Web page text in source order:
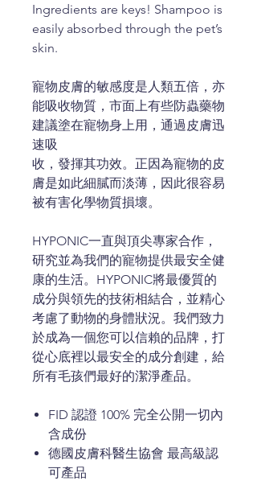
Ingredients are keys! Shampoo is
easily absorbed through the pet’s
skin.
寵物皮膚的敏感度是人類五倍，亦
能吸收物質，市面上有些防蟲藥物
建議塗在寵物身上用，通過皮膚迅
速吸
收，發揮其功效。正因為寵物的皮
膚是如此細膩而淡薄，因此很容易
被有害化學物質損壞。
HYPONIC一直與頂尖專家合作，
研究並為我們的寵物提供最安全健
康的生活。HYPONIC將最優質的
成分與領先的技術相結合，並精心
考慮了動物的身體狀況。我們致力
於成為一個您可以信賴的品牌，打
從心底裡以最安全的成分創建，給
所有毛孩們最好的潔淨產品。
FID 認證 100% 完全公開一切內
含成份
德國皮膚科醫生協會 最高級認
可產品